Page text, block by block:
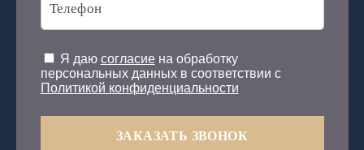
Я даю согласиена обработку
персональных данных в соответствии с
Политикой конфиденциальности
ЗАКАЗАТЬ ЗВОНОК